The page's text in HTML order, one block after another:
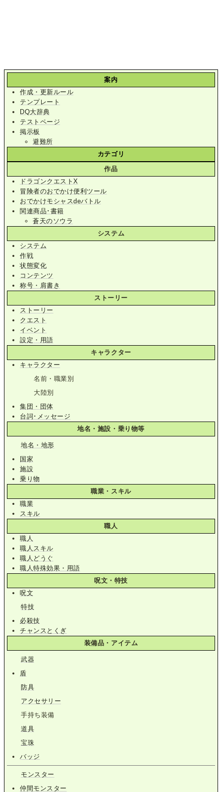
案内
作成・更新ルール
テンプレート
DQ大辞典
テストページ
掲示板
避難所
カテゴリ
作品
ドラゴンクエストX
冒険者のおでかけ便利ツール
おでかけモシャスdeバトル
関連商品･書籍
蒼天のソウラ
システム
システム
作戦
状態変化
コンテンツ
称号・肩書き
ストーリー
ストーリー
クエスト
イベント
設定・用語
キャラクター
キャラクター
名前・職業別
大陸別
集団・団体
台詞･メッセージ
地名・施設・乗り物等
地名・地形
国家
施設
乗り物
職業・スキル
職業
スキル
職人
職人
職人スキル
職人どうぐ
職人特殊効果・用語
呪文・特技
呪文
特技
必殺技
チャンスとくぎ
装備品・アイテム
武器
盾
防具
アクセサリー
手持ち装備
道具
宝珠
バッジ
モンスター
仲間モンスター